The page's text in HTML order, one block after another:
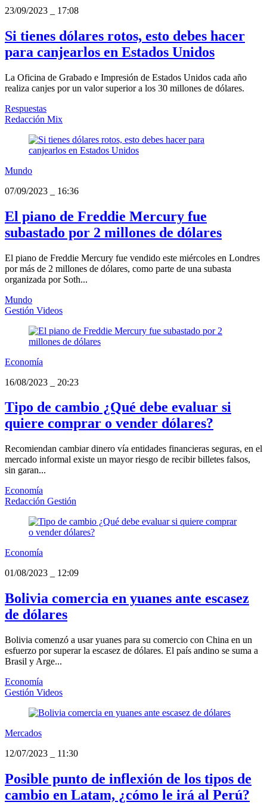
23/09/2023 17:08
Si tienes dólares rotos, esto debes hacer
para canjearlos en Estados Unidos
La Oficina de Grabado e Impresión de Estados Unidos cada año
realiza canjes por un valor superior a los 30 millones de dólares.
Respuestas
Redacción Mix
Mundo
07/09/2023
16:36
El piano de Freddie Mercury fue
subastado por 2 millones de dólares
El piano de Freddie Mercury fue vendido este miércoles en Londres
por más de 2 millones de dólares, como parte de una subasta
organizada por Soth...
Mundo
Gestión Videos
Economía
16/08/2023
20:23
Tipo de cambio ¿Qué debe evaluar si
quiere comprar o vender dólares?
Recomiendan cambiar dinero vía entidades financieras seguras, en el
mercado informal existe un mayor riesgo de recibir billetes falsos,
sin garan...
Economía
Redacción Gestión
Economía
01/08/2023
12:09
Bolivia comercia en yuanes ante escasez
de dólares
Bolivia comenzó a usar yuanes para su comercio con China en un
esfuerzo por superar la escasez de dólares. El país andino se suma a
Brasil y Arge...
Economía
Gestión Videos
Mercados
12/07/2023
11:30
Posible punto de inflexión de los tipos de
cambio en Latam, ¿cómo le irá al Perú?